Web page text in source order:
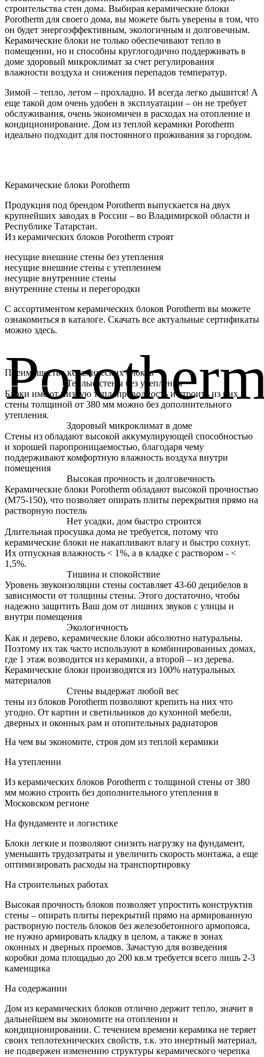
строительства стен дома. Выбирая керамические блоки
Porotherm для своего дома, вы можете быть уверены в том, что
он будет энергоэффективным, экологичным и долговечным.
Керамические блоки не только обеспечивают тепло в
помещении, но и способны круглогодично поддерживать в
доме здоровый микроклимат за счет регулирования
влажности воздуха и снижения перепадов температур.
Зимой – тепло, летом – прохладно. И всегда легко дышится! А
еще такой дом очень удобен в эксплуатации – он не требует
обслуживания, очень экономичен в расходах на отопление и
кондиционирование. Дом из теплой керамики Porotherm
идеально подходит для постоянного проживания за городом.
Керамические блоки Porotherm
Продукция под брендом Porotherm выпускается на двух
крупнейших заводах в России – во Владимирской области и
Республике Татарстан.
Из керамических блоков Porotherm строят
несущие внешние стены без утепления
несущие внешние стены с утеплением
несущие внутренние стены
внутренние стены и перегородки
С ассортиментом керамических блоков Porotherm вы можете
ознакомиться в каталоге. Скачать все актуальные сертификаты
можно здесь.
Преимущества керамических блоков
Теплые стены без утепления
Блоки имеют низкую теплопроводность и строить из них
стены толщиной от 380 мм можно без дополнительного
утепления.
Здоровый микроклимат в доме
Стены из обладают высокой аккумулирующей способностью
и хорошей паропроницаемостью, благодаря чему
поддерживают комфортную влажность воздуха внутри
помещения
Высокая прочность и долговечность
Керамические блоки Porotherm обладают высокой прочностью
(М75-150), что позволяет опирать плиты перекрытия прямо на
растворную постель
Нет усадки, дом быстро строится
Длительная просушка дома не требуется, потому что
керамические блоки не накапливают влагу и быстро сохнут.
Их отпускная влажность < 1%, а в кладке с раствором - <
1,5%.
Тишина и спокойствие
Уровень звукоизоляции стены составляет 43-60 децибелов в
зависимости от толщины стены. Этого достаточно, чтобы
надежно защитить Ваш дом от лишних звуков с улицы и
внутри помещения
Экологичность
Как и дерево, керамические блоки абсолютно натуральны.
Поэтому их так часто используют в комбинированных домах,
где 1 этаж возводится из керамики, а второй – из дерева.
Керамические блоки производятся из 100% натуральных
материалов
Стены выдержат любой вес
тены из блоков Porotherm позволяют крепить на них что
угодно. От картин и светильников до кухонной мебели,
дверных и оконных рам и отопительных радиаторов
На чем вы экономите, строя дом из теплой керамики
На утеплении
Из керамических блоков Porotherm с толщиной стены от 380
мм можно строить без дополнительного утепления в
Московском регионе
На фундаменте и логистике
Блоки легкие и позволяют снизить нагрузку на фундамент,
уменьшить трудозатраты и увеличить скорость монтажа, а еще
оптимизировать расходы на транспортировку
На строительных работах
Высокая прочность блоков позволяет упростить конструктив
стены – опирать плиты перекрытий прямо на армированную
растворную постель блоков без железобетонного армопояса,
не нужно армировать кладку в целом, а также в зонах
оконных и дверных проемов. Зачастую для возведения
коробки дома площадью до 200 кв.м требуется всего лишь 2-3
каменщика
На содержании
Дом из керамических блоков отлично держит тепло, значит в
дальнейшем вы экономите на отоплении и
кондиционировании. С течением времени керамика не теряет
своих теплотехнических свойств, т.к. это инертный материал,
не подвержен изменению структуры керамического черепка